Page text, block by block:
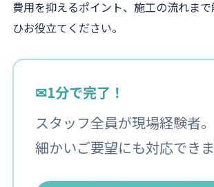
費用を抑えるポイント、施工の流れま
ひお役立てください。
✉1分で完了！
スタッフ全員が現場経験者。
細かいご要望にも対応できま